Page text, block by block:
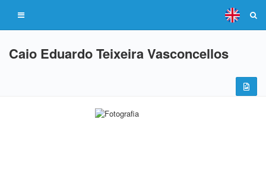
Caio Eduardo Teixeira Vasconcellos